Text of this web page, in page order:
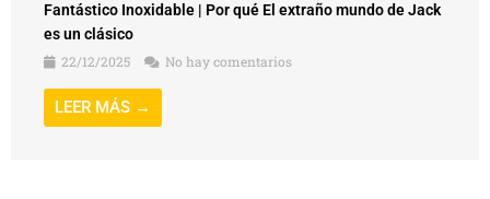
Fantástico Inoxidable | Por qué El extraño mundo de Jack
es un clásico
22/12/2025
No hay comentarios
LEER MÁS →